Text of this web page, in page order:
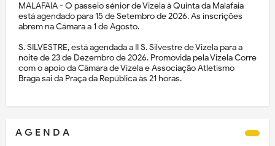
MALAFAIA - O passeio sénior de Vizela à Quinta da Malafaia
está agendado para 15 de Setembro de 2026. As inscrições
abrem na Câmara a 1 de Agosto.
S. SILVESTRE, está agendada a II S. Silvestre de Vizela para a
noite de 23 de Dezembro de 2026. Promovida pela Vizela Corre
com o apoio da Câmara de Vizela e Associação Atletismo
Braga sai da Praça da República às 21 horas.
A G E N D A